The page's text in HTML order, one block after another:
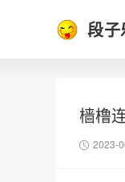
段子
樯橹
2023-